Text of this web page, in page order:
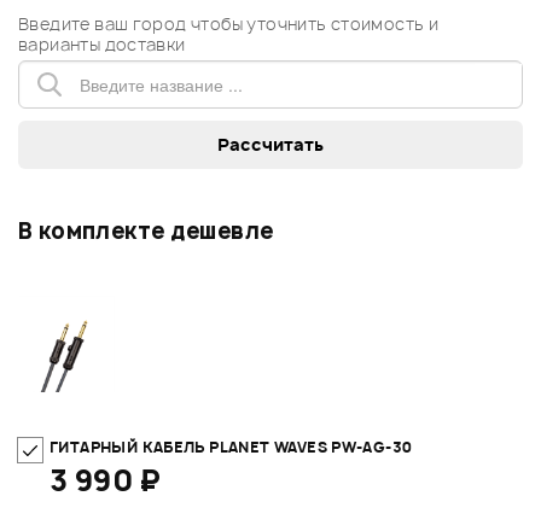
Введите ваш город чтобы уточнить стоимость и
варианты доставки
В комплекте дешевле
ГИТАРНЫЙ КАБЕЛЬ PLANET WAVES PW-AG-30
3 990 ₽